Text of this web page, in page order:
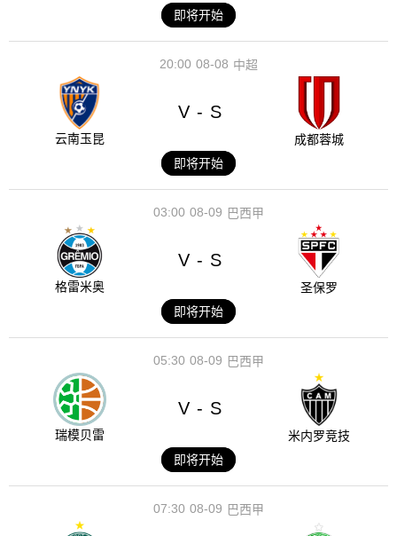
即将开始
08-08
20:00 中超
云南玉昆
V - S
成都蓉城
即将开始
08-09
03:00 巴西甲
格雷米奥
V - S
圣保罗
即将开始
08-09
05:30 巴西甲
瑞模贝雷
V - S
米内罗竞技
即将开始
08-09
07:30 巴西甲